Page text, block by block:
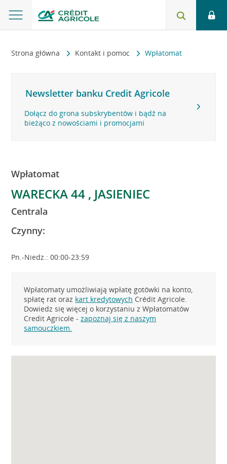
Strona główna Kontakt i pomoc Wpłatomat
Newsletter banku Credit Agricole
Dołącz do grona subskrybentów i bądź na
bieżąco z nowościami i promocjami
Wpłatomat
WARECKA 44 , JASIENIEC
Centrala
Czynny:
Pn.-Niedz.: 00:00-23:59
Wpłatomaty umożliwiają wpłatę gotówki na konto,
spłatę rat oraz kart kredytowych Crédit Agricole.
Dowiedz się więcej o korzystaniu z Wpłatomatów
Credit Agricole -zapoznaj się z naszym
samouczkiem.